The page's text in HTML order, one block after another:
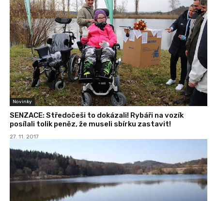
Novinky
SENZACE: Středočeši to dokázali! Rybáři na vozík
posílali tolik peněz, že museli sbírku zastavit!
27. 11. 2017